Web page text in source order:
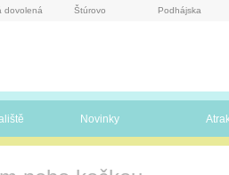
dovolená Štúrovo Podhájska
Novinky